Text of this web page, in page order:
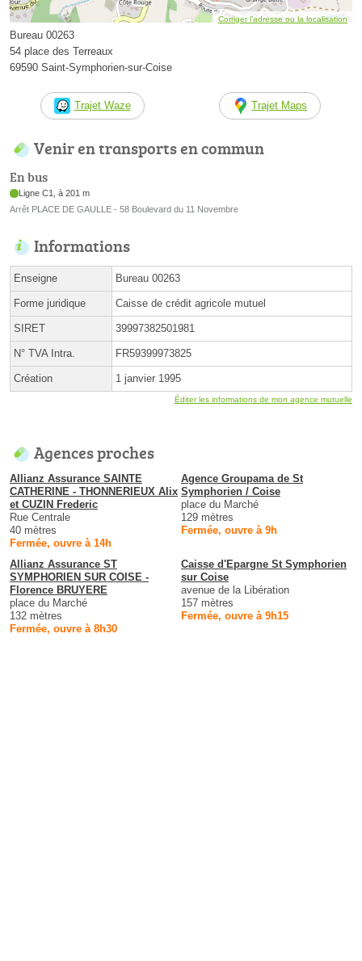
Corriger l’adresse ou la localisation
Bureau 00263
54 place des Terreaux
69590 Saint-Symphorien-sur-Coise
Trajet Waze Trajet Maps
Venir en transports en commun
En bus
Ligne C1, à 201 m
Arrêt PLACE DE GAULLE - 58 Boulevard du 11 Novembre
Informations
Enseigne Bureau 00263
Forme juridique Caisse de crédit agricole mutuel
SIRET 39997382501981
N° TVA Intra. FR59399973825
Création 1 janvier 1995
Éditer les informations de mon agence mutuelle
Agences proches
Allianz Assurance SAINTE
CATHERINE - THONNERIEUX Alix
et CUZIN Frederic
Rue Centrale
40 mètres
Fermée, ouvre à 14h
Agence Groupama de St
Symphorien / Coise
place du Marché
129 mètres
Fermée, ouvre à 9h
Allianz Assurance ST
SYMPHORIEN SUR COISE -
Florence BRUYERE
place du Marché
132 mètres
Fermée, ouvre à 8h30
Caisse d'Epargne St Symphorien
sur Coise
avenue de la Libération
157 mètres
Fermée, ouvre à 9h15